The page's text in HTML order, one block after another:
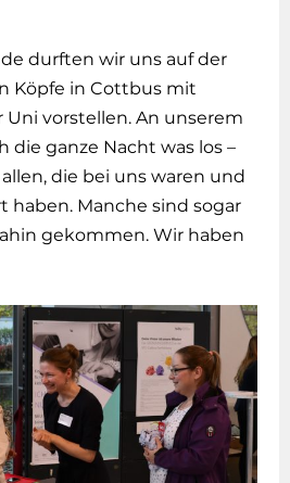
durften wir uns auf der
Köpfe in Cottbus mit
vorstellen. An unserem
die ganze Nacht was los –
die bei uns waren und
haben. Manche sind sogar
gekommen. Wir haben